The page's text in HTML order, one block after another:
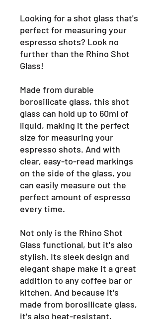
Looking for a shot glass that's
perfect for measuring your
espresso shots? Look no
further than the Rhino Shot
Glass!
Made from durable
borosilicate glass, this shot
glass can hold up to 60ml of
liquid, making it the perfect
size for measuring your
espresso shots. And with
clear, easy-to-read markings
on the side of the glass, you
can easily measure out the
perfect amount of espresso
every time.
Not only is the Rhino Shot
Glass functional, but it's also
stylish. Its sleek design and
elegant shape make it a great
addition to any coffee bar or
kitchen. And because it's
made from borosilicate glass,
it's also heat-resistant,